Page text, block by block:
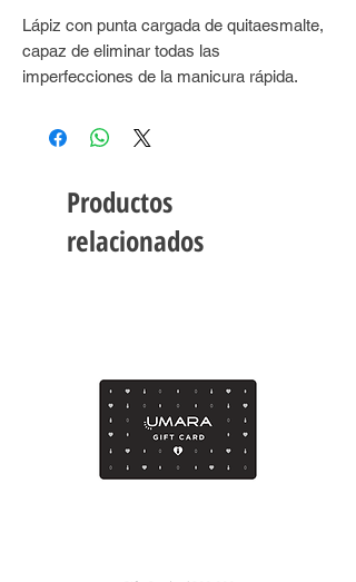
Lápiz con punta cargada de quitaesmalte,
capaz de eliminar todas las
imperfecciones de la manicura rápida.
Productos
relacionados